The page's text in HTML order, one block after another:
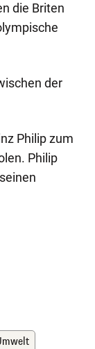
die Briten
der
Philip zum
Philip